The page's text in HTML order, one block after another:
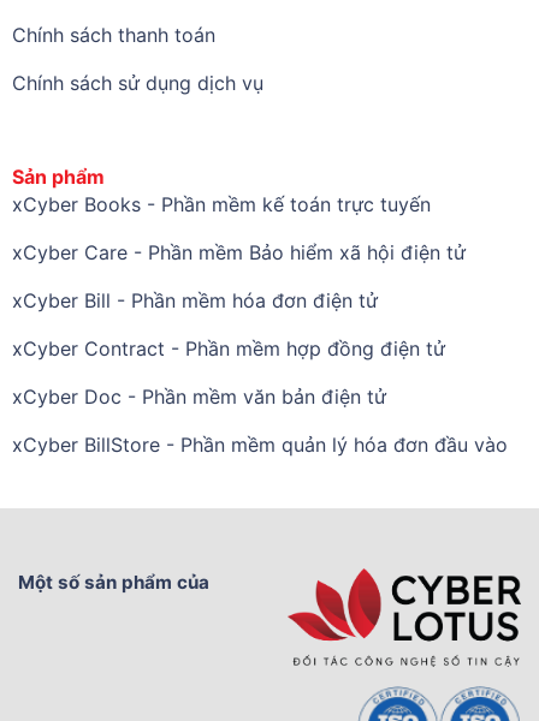
Chính sách thanh toán
Chính sách sử dụng dịch vụ
Sản phẩm
xCyber Books - Phần mềm kế toán trực tuyến
xCyber Care - Phần mềm Bảo hiểm xã hội điện tử
xCyber Bill - Phần mềm hóa đơn điện tử
xCyber Contract - Phần mềm hợp đồng điện tử
xCyber Doc - Phần mềm văn bản điện tử
xCyber BillStore - Phần mềm quản lý hóa đơn đầu vào
Một số sản phẩm của